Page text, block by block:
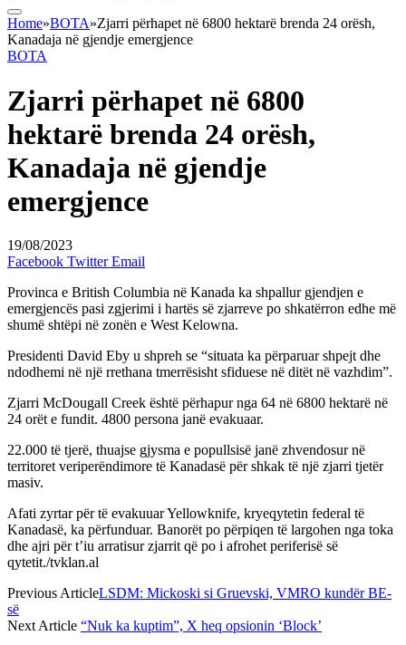
Home»BOTA»Zjarri përhapet në 6800 hektarë brenda 24 orësh,
Kanadaja në gjendje emergjence
BOTA
Zjarri përhapet në 6800
hektarë brenda 24 orësh,
Kanadaja në gjendje
emergjence
19/08/2023
Facebook Twitter Email
Provinca e British Columbia në Kanada ka shpallur gjendjen e
emergjencës pasi zgjerimi i hartës së zjarreve po shkatërron edhe më
shumë shtëpi në zonën e West Kelowna.
Presidenti David Eby u shpreh se “situata ka përparuar shpejt dhe
ndodhemi në një rrethana tmerrësisht sfiduese në ditët në vazhdim”.
Zjarri McDougall Creek është përhapur nga 64 në 6800 hektarë në
24 orët e fundit. 4800 persona janë evakuaar.
22.000 të tjerë, thuajse gjysma e popullsisë janë zhvendosur në
territoret veriperëndimore të Kanadasë për shkak të një zjarri tjetër
masiv.
Afati zyrtar për të evakuuar Yellowknife, kryeqytetin federal të
Kanadasë, ka përfunduar. Banorët po përpiqen të largohen nga toka
dhe ajri për t’iu arratisur zjarrit që po i afrohet periferisë së
qytetit./tvklan.al
Previous ArticleLSDM: Mickoski si Gruevski, VMRO kundër BE-
së
Next Article “Nuk ka kuptim”, X heq opsionin ‘Block’